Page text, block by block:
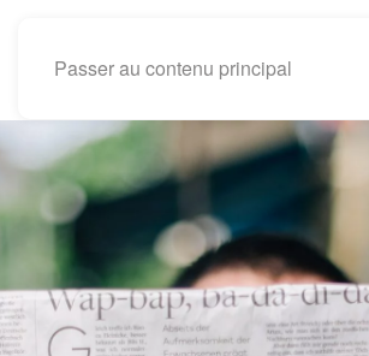
Passer au contenu principal